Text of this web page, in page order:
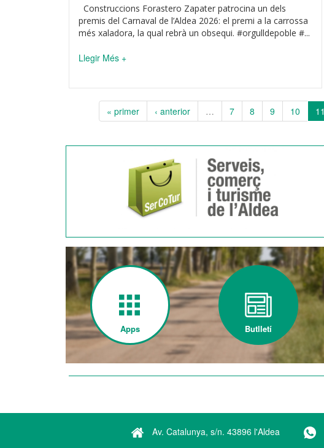
Construccions Forastero Zapater patrocina un dels
premis del Carnaval de l’Aldea 2026: el premi a la carrossa
més xaladora, la qual rebrà un obsequi. #orgulldepoble #...
Llegir Més +
« primer ‹ anterior … 7 8 9 10 11
Apps Butlletí
Av. Catalunya, s/n. 43896 l'Aldea